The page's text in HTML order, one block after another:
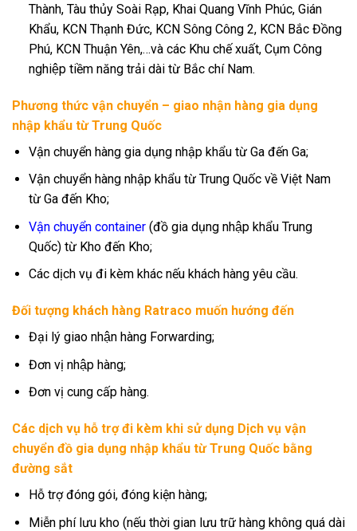
Thành, Tàu thủy Soài Rạp, Khai Quang Vĩnh Phúc, Gián
Khẩu, KCN Thạnh Đức, KCN Sông Công 2, KCN Bắc Đồng
Phú, KCN Thuận Yên,…và các Khu chế xuất, Cụm Công
nghiệp tiềm năng trải dài từ Bắc chí Nam.
Phương thức vận chuyển – giao nhận hàng gia dụng
nhập khẩu từ Trung Quốc
Vận chuyển hàng gia dụng nhập khẩu từ Ga đến Ga;
Vận chuyển hàng nhập khẩu từ Trung Quốc về Việt Nam
từ Ga đến Kho;
Vận chuyển container(đồ gia dụng nhập khẩu Trung
Quốc) từ Kho đến Kho;
Các dịch vụ đi kèm khác nếu khách hàng yêu cầu.
Đối tượng khách hàng Ratraco muốn hướng đến
Đại lý giao nhận hàng Forwarding;
Đơn vị nhập hàng;
Đơn vị cung cấp hàng.
Các dịch vụ hỗ trợ đi kèm khi sử dụng Dịch vụ vận
chuyển đồ gia dụng nhập khẩu từ Trung Quốc bằng
đường sắt
Hỗ trợ đóng gói, đóng kiện hàng;
Miễn phí lưu kho (nếu thời gian lưu trữ hàng không quá dài